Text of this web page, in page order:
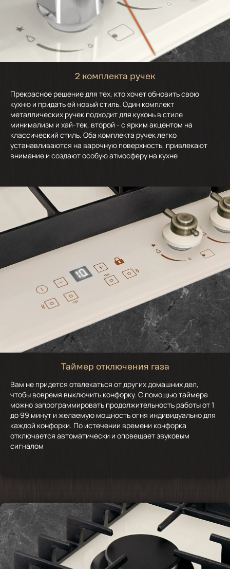
2 комплекта ручек
Прекрасное решение для тех, кто хочет обновить свою
кухню и придать ей новый стиль. Один комплект
металлических ручек подходит для кухонь в стиле
минимализм и хай-тек, второй - с ярким акцентом на
классический стиль. Оба комплекта ручек легко
устанавливаются на варочную поверхность, привлекают
внимание и создают особую атмосферу на кухне
Таймер отключения газа
Вам не придется отвлекаться от других домашних дел,
чтобы вовремя выключить конфорку. С помощью таймера
можно запрограммировать продолжительность работы от 1
до 99 минут и желаемую мощность огня индивидуально для
каждой конфорки. По истечении времени конфорка
отключается автоматически и оповещает звуковым
сигналом